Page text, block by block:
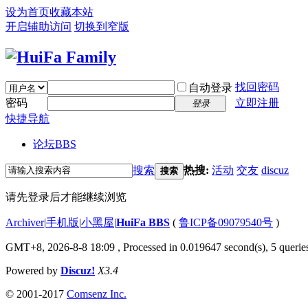
设为首页收藏本站
开启辅助访问 切换到窄版
自动登录 找回密码
密码
登录
立即注册
快捷导航
论坛BBS
搜索 搜索 热搜: 活动 交友 discuz
请先登录后才能继续浏览
Archiver|手机版|小黑屋|HuiFa BBS ( 鲁ICP备09079540号 )
GMT+8, 2026-8-8 18:09 , Processed in 0.019647 second(s), 5
Powered by Discuz! X3.4
© 2001-2017 Comsenz Inc.